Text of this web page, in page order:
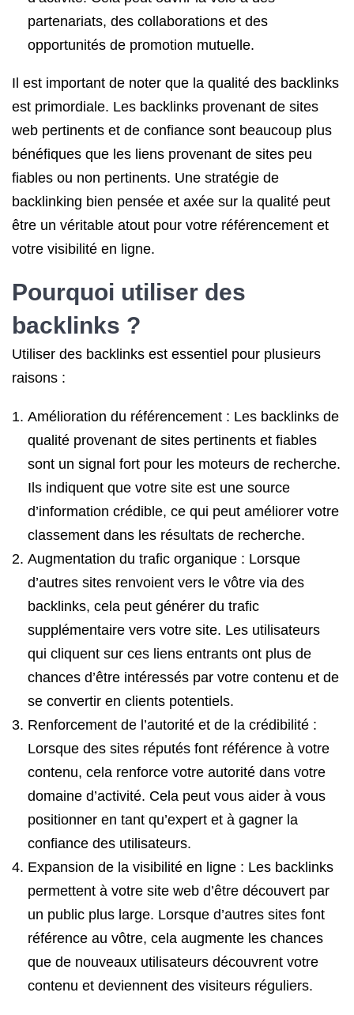
partenariats, des collaborations et des
opportunités de promotion mutuelle.
Il est important de noter que la qualité des backlinks
est primordiale. Les backlinks provenant de sites
web pertinents et de confiance sont beaucoup plus
bénéfiques que les liens provenant de sites peu
fiables ou non pertinents. Une stratégie de
backlinking bien pensée et axée sur la qualité peut
être un véritable atout pour votre référencement et
votre visibilité en ligne.
Pourquoi utiliser des
backlinks ?
Utiliser des backlinks est essentiel pour plusieurs
raisons :
Amélioration du référencement : Les backlinks de
qualité provenant de sites pertinents et fiables
sont un signal fort pour les moteurs de recherche.
Ils indiquent que votre site est une source
d’information crédible, ce qui peut améliorer votre
classement dans les résultats de recherche.
Augmentation du trafic organique : Lorsque
d’autres sites renvoient vers le vôtre via des
backlinks, cela peut générer du trafic
supplémentaire vers votre site. Les utilisateurs
qui cliquent sur ces liens entrants ont plus de
chances d’être intéressés par votre contenu et de
se convertir en clients potentiels.
Renforcement de l’autorité et de la crédibilité :
Lorsque des sites réputés font référence à votre
contenu, cela renforce votre autorité dans votre
domaine d’activité. Cela peut vous aider à vous
positionner en tant qu’expert et à gagner la
confiance des utilisateurs.
Expansion de la visibilité en ligne : Les backlinks
permettent à votre site web d’être découvert par
un public plus large. Lorsque d’autres sites font
référence au vôtre, cela augmente les chances
que de nouveaux utilisateurs découvrent votre
contenu et deviennent des visiteurs réguliers.